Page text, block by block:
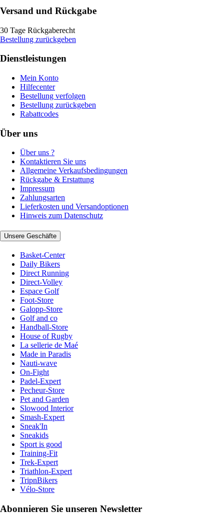
Versand und Rückgabe
30 Tage Rückgaberecht
Bestellung zurückgeben
Dienstleistungen
Mein Konto
Hilfecenter
Bestellung verfolgen
Bestellung zurückgeben
Rabattcodes
Über uns
Über uns ?
Kontaktieren Sie uns
Allgemeine Verkaufsbedingungen
Rückgabe & Erstattung
Impressum
Zahlungsarten
Lieferkosten und Versandoptionen
Hinweis zum Datenschutz
Unsere Geschäfte
Basket-Center
Daily Bikers
Direct Running
Direct-Volley
Espace Golf
Foot-Store
Galopp-Store
Golf and co
Handball-Store
House of Rugby
La sellerie de Maé
Made in Paradis
Nauti-wave
On-Fight
Padel-Expert
Pecheur-Store
Pet and Garden
Slowood Interior
Smash-Expert
Sneak'In
Sneakids
Sport is good
Training-Fit
Trek-Expert
Triathlon-Expert
TripnBikers
Vélo-Store
Abonnieren Sie unseren Newsletter